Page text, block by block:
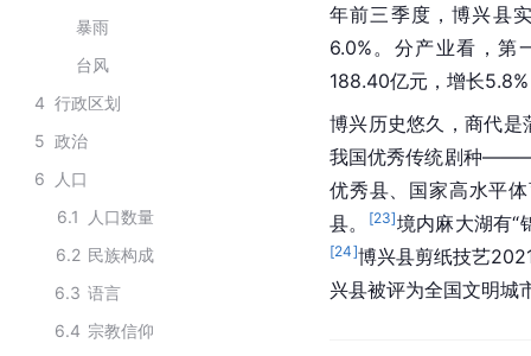
暴雨
台风
4 行政区划
5 政治
6
人口
6.1
人口数量
6.2 民族构成
6.3 语言
6.4 宗教信仰
年前三季度，博兴县
6.0%。分产业看，第
188.40亿元，增长
博兴历史悠久，商代
我国优秀传统剧种
优秀县、国家高水平
县。
[23]境内麻大湖有“
[24]博兴县剪纸技艺
兴县被评为全国文明城